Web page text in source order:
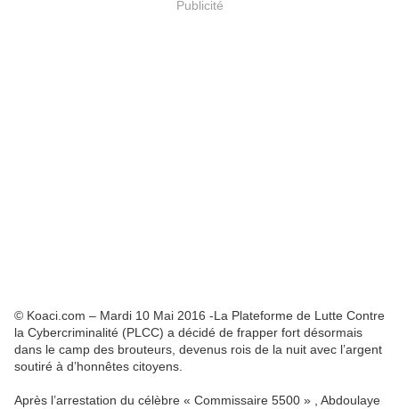
Publicité
© Koaci.com – Mardi 10 Mai 2016 -La Plateforme de Lutte Contre
la Cybercriminalité (PLCC) a décidé de frapper fort désormais
dans le camp des brouteurs, devenus rois de la nuit avec l’argent
soutiré à d’honnêtes citoyens.
Après l’arrestation du célèbre « Commissaire 5500 » , Abdoulaye